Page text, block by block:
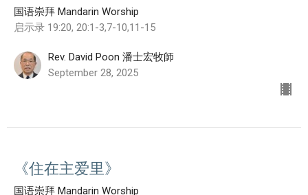
国语崇拜 Mandarin Worship
启示录 19:20, 20:1-3,7-10,11-15
Rev. David Poon 潘士宏牧師
September 28, 2025
《住在主爱里》
国语崇拜 Mandarin Worship